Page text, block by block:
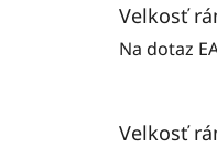
Velkosť
Na dotaz
Velkosť